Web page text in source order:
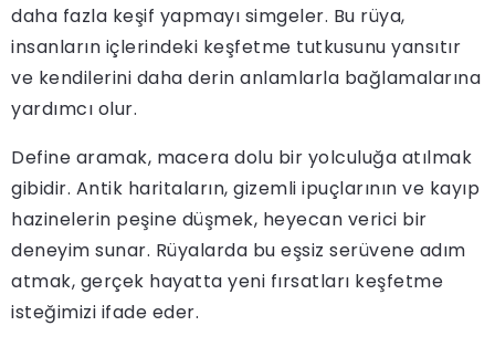
daha fazla keşif yapmayı simgeler. Bu rüya,
insanların içlerindeki keşfetme tutkusunu yansıtır
ve kendilerini daha derin anlamlarla bağlamalarına
yardımcı olur.
Define aramak, macera dolu bir yolculuğa atılmak
gibidir. Antik haritaların, gizemli ipuçlarının ve kayıp
hazinelerin peşine düşmek, heyecan verici bir
deneyim sunar. Rüyalarda bu eşsiz serüvene adım
atmak, gerçek hayatta yeni fırsatları keşfetme
isteğimizi ifade eder.